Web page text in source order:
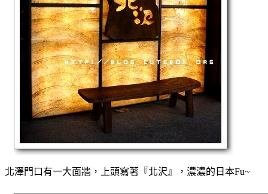
北澤門口有一大面牆，上頭寫著『北沢』，濃濃的日本Fu~